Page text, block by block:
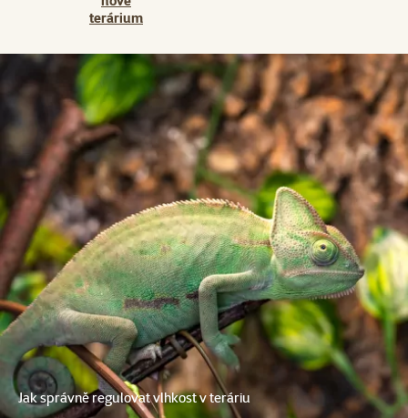
terárium
Jak správně regulovat vlhkost v teráriu